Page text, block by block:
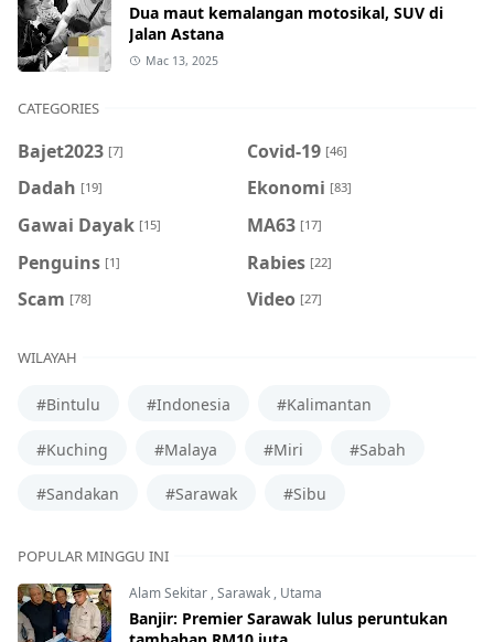
Dua maut kemalangan motosikal, SUV di
Jalan Astana
Mac 13, 2025
CATEGORIES
Bajet2023 [7] Covid-19 [46]
Dadah [19] Ekonomi [83]
Gawai Dayak [15] MA63 [17]
Penguins [1] Rabies [22]
Scam [78] Video [27]
WILAYAH
#Bintulu #Indonesia #Kalimantan
#Kuching #Malaya #Miri #Sabah
#Sandakan #Sarawak #Sibu
POPULAR MINGGU INI
Alam Sekitar ,Sarawak , Utama
Banjir: Premier Sarawak lulus peruntukan